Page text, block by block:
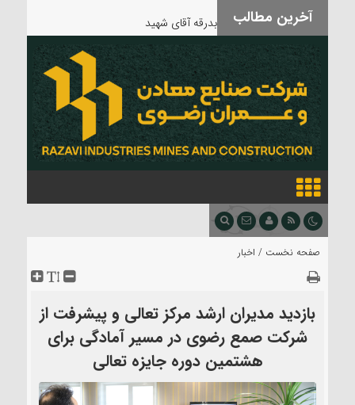
آخرین مطالب بدرقه آقای شهید
صفحه نخست / اخبار
بازدید مدیران ارشد مرکز تعالی و پیشرفت از
شرکت صمع رضوی در مسیر آمادگی برای
هشتمین دوره جایزه تعالی